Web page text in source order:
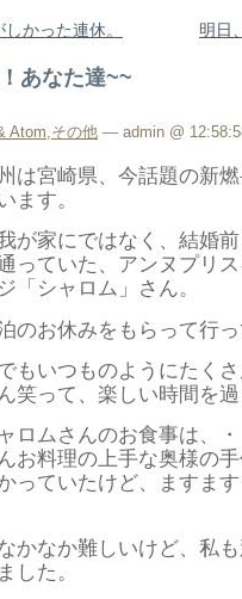
かった連休。 明日
あなた達~~
Atom その他 — admin @
は宮崎県、今話題の新
ます。
が家にではなく、結婚
っていた、アンヌプリ
「シャロム」さん。
のお休みをもらって行
もいつものようにたく
笑って、楽しい時間を
ロムさんのお食事は、
お料理の上手な奥様の
っていたけど、ますま
かなか難しいけど、私
した。